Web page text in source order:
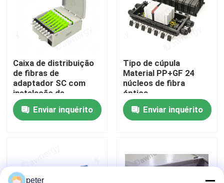
Excursão da fábrica
Contacte-nos
Notícia
Peça umas citações
Caixa de distribuição
de fibras de
adaptador SC com
instalação de
montagem em parede
/ poste e tipo de
conector da caixa de
Enviar inquérito
Tipo de cúpula
Material PP+GF 24
núcleos de fibra
óptica
Enviar inquérito
peter